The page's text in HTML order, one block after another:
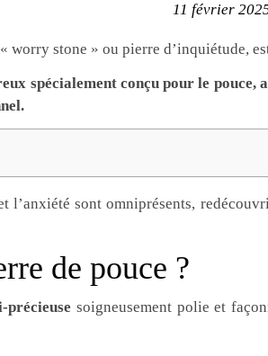
11 février
worry stone » ou pierre d’inquiétude,
spécialement conçu pour le pouce,
l’anxiété sont omniprésents,
de pouce ?
précieuse soigneusement polie et